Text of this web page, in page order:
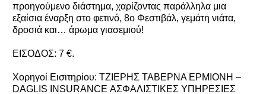
προηγούμενο διάστημα, χαρίζοντας παράλληλα μια
εξαίσια έναρξη στο φετινό, 8ο Φεστιβάλ, γεμάτη νιάτα,
δροσιά και… άρωμα γιασεμιού!
ΕΙΣΟΔΟΣ: 7 €.
Χορηγοί Εισιτηρίου: TZIEΡΗΣ ΤΑΒΕΡΝΑ ΕΡΜΙΟΝΗ –
DΑGLIS INSURANCE ΑΣΦΑΛΙΣΤΙΚΕΣ ΥΠΗΡΕΣΙΕΣ